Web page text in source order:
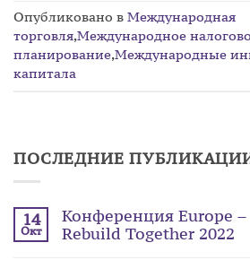
Опубликовано в Международная
торговля,Международное
планирование,Международные
капитала
ПОСЛЕДНИЕ
14
Окт
Конференция Europe –
Rebuild Together 2022